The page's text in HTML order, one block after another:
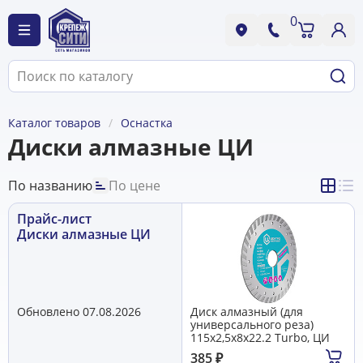
0
Каталог товаров Оснастка
Диски алмазные ЦИ
По названию
По цене
Прайс-лист
Диски алмазные ЦИ
Обновлено 07.08.2026
Диск алмазный (для
универсального реза)
115х2,5х8х22.2 Turbo, ЦИ
385₽